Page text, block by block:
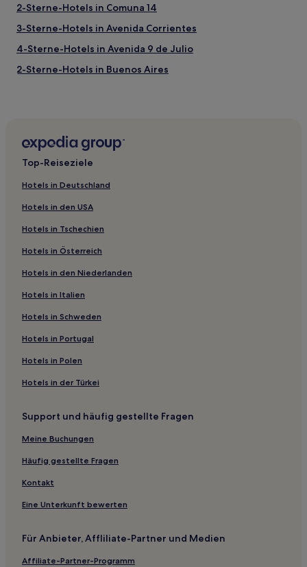
2-Sterne-Hotels in Comuna 14
3-Sterne-Hotels in Avenida Corrientes
4-Sterne-Hotels in Avenida 9 de Julio
2-Sterne-Hotels in Buenos Aires
Hostels in Palermo Viejo
B&B in Buenos Aires
Ferienwohnungen in Buenos Aires
Gasthäuser in Buenos Aires
Ferienwohnungen in Almagro
Aparthotels in Barrio Norte
Ferienwohnungen in Palermo Hollywood
Ferienwohnungen in Lavalle-Straße
Hotels nahe Plaza Italia
Almagro: Hotels
Hotels nahe Evita Museum
Hotels nahe La Viruta Tango
Palermo Chico: Hotels
Hotels nahe Station Plaza Italia
Hotels nahe Palermo Soho
Comuna 14: Hotels
Hotels nahe Biblioteca Nacional Mariano Moreno de la
Hotels nahe Mercado de las Pulgas
Top-Reiseziele
Hotels in Deutschland
Hotels in den USA
Hotels in Tschechien
Hotels in Österreich
Hotels in den Niederlanden
Hotels in Italien
Hotels in Schweden
Hotels in Portugal
Hotels in Polen
Hotels in der Türkei
Support und häufig gestellte Fragen
Meine Buchungen
Häufig gestellte Fragen
Kontakt
Eine Unterkunft bewerten
Für Anbieter, Affliliate-Partner und Medien
Affiliate-Partner-Programm